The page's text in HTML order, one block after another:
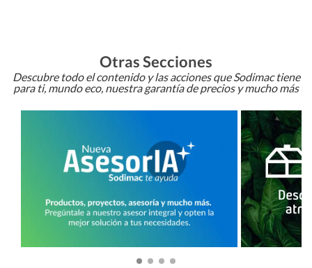
Otras Secciones
Descubre todo el contenido y las acciones que Sodimac tiene
para ti, mundo eco, nuestra garantía de precios y mucho más